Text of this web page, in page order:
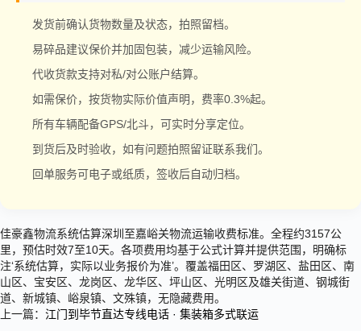
发货前确认货物数量及状态，拍照留档。
易碎品建议保价并加固包装，减少运输风险。
代收货款支持对私/对公账户结算。
如需保价，按货物实际价值声明，费率0.3%起。
所有车辆配备GPS/北斗，可实时分享定位。
到货后及时验收，如有问题拍照留证联系我们。
回单服务可电子或纸质，签收后自动归档。
佳豪鑫物流系统估算深圳至嘉峪关物流运输收费标准。全程约3157公
里，预估时效7至10天。各项费用均基于公式计算并提供范围，明确标
注‘系统估算，实际以业务报价为准’。覆盖福田区、罗湖区、盐田区、南
山区、宝安区、龙岗区、龙华区、坪山区、光明区及雄关街道、钢城街
道、新城镇、峪泉镇、文殊镇，无隐藏费用。
上一篇： 江门到毕节直达专线电话 · 集装箱多式联运